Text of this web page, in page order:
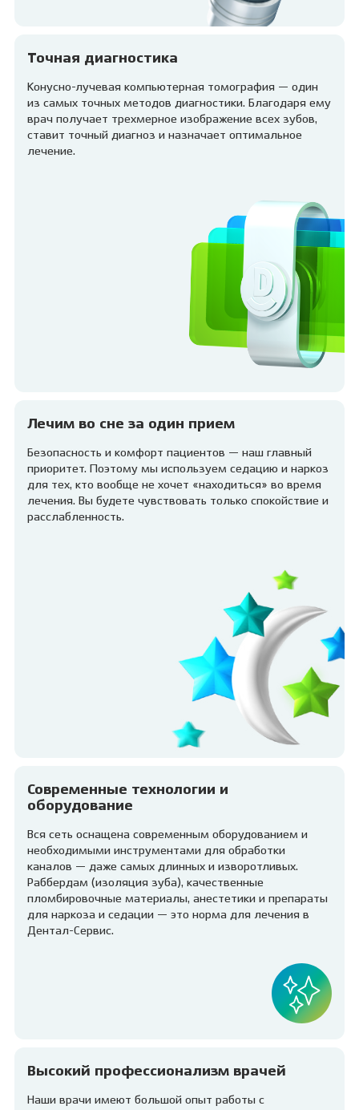
Точная диагностика
Конусно-лучевая компьютерная томография — один
из самых точных методов диагностики. Благодаря ему
врач получает трехмерное изображение всех зубов,
ставит точный диагноз и назначает оптимальное
лечение.
Лечим во сне за один прием
Безопасность и комфорт пациентов — наш главный
приоритет. Поэтому мы используем седацию и наркоз
для тех, кто вообще не хочет «находиться» во время
лечения. Вы будете чувствовать только спокойствие и
расслабленность.
Современные технологии и
оборудование
Вся сеть оснащена современным оборудованием и
необходимыми инструментами для обработки
каналов — даже самых длинных и изворотливых.
Раббердам (изоляция зуба), качественные
пломбировочные материалы, анестетики и препараты
для наркоза и седации — это норма для лечения в
Дентал-Сервис.
Высокий профессионализм врачей
Наши врачи имеют большой опыт работы с